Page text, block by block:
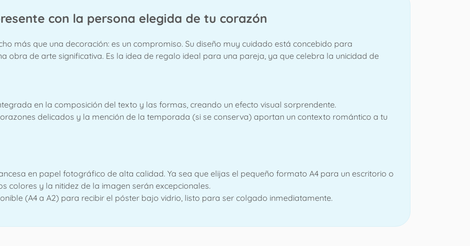
con la persona elegida de tu corazón
más que una decoración: es un compromiso. Su diseño muy cuidado está concebido para
obra de arte significativa. Es la idea de regalo ideal para una pareja, ya que celebra la unicidad de
en la composición del texto y las formas, creando un efecto visual sorprendente.
delicados y la mención de la temporada (si se conserva) aportan un contexto romántico a tu
en papel fotográfico de alta calidad. Ya sea que elijas el pequeño formato A4 para un escritorio o
colores y la nitidez de la imagen serán excepcionales.
(A4 a A2) para recibir el póster bajo vidrio, listo para ser colgado inmediatamente.